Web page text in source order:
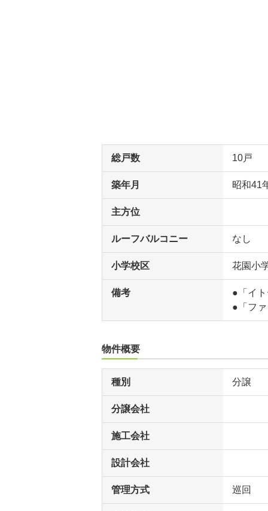
総戸数 10戸
築年月 昭和41
主方位
ルーフバルコニー なし
小学校区 花園小
備考
●「イ
●「フ
物件概要
種別 分譲
分譲会社
施工会社
設計会社
管理方式 巡回